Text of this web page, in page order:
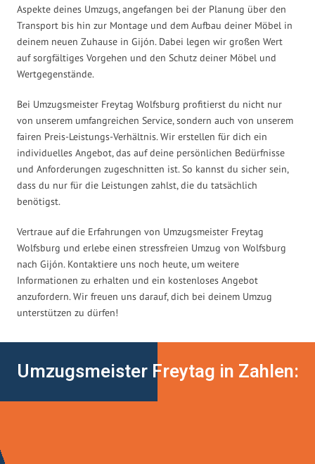
Aspekte deines Umzugs, angefangen bei der Planung über den
Transport bis hin zur Montage und dem Aufbau deiner Möbel in
deinem neuen Zuhause in Gijón. Dabei legen wir großen Wert
auf sorgfältiges Vorgehen und den Schutz deiner Möbel und
Wertgegenstände.
Bei Umzugsmeister Freytag Wolfsburg profitierst du nicht nur
von unserem umfangreichen Service, sondern auch von unserem
fairen Preis-Leistungs-Verhältnis. Wir erstellen für dich ein
individuelles Angebot, das auf deine persönlichen Bedürfnisse
und Anforderungen zugeschnitten ist. So kannst du sicher sein,
dass du nur für die Leistungen zahlst, die du tatsächlich
benötigst.
Vertraue auf die Erfahrungen von Umzugsmeister Freytag
Wolfsburg und erlebe einen stressfreien Umzug von Wolfsburg
nach Gijón. Kontaktiere uns noch heute, um weitere
Informationen zu erhalten und ein kostenloses Angebot
anzufordern. Wir freuen uns darauf, dich bei deinem Umzug
unterstützen zu dürfen!
Umzugsmeister Freytag in Zahlen: